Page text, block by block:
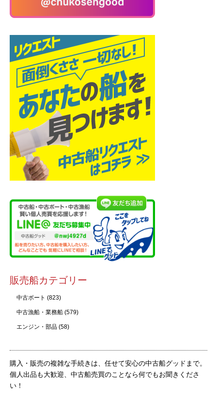
販売船カテゴリー
中古ボート (823)
中古漁船・業務船 (579)
エンジン・部品 (58)
購入・販売の複雑な手続きは、任せて安心の中古船グッドまで。
個人出品も大歓迎、中古船売買のことなら何でもお聞きくださ
い！